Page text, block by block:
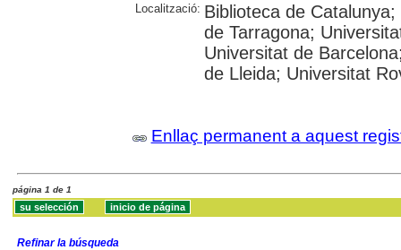
Localització: Biblioteca de
de Tarragona;
Universitat de
de Lleida; Universitat
Enllaç permanent a aquest
página 1 de 1
Refinar la búsqueda